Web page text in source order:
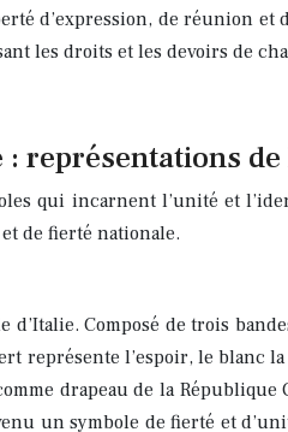
d’expression, de réunion et
les droits et les devoirs de
représentations
qui incarnent l’unité et
de fierté nationale.
Composé de trois
l’espoir, le blanc
drapeau de la République
un symbole de fierté et